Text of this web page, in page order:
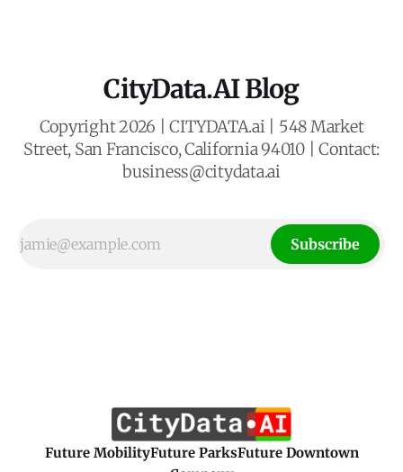
CityData.AI Blog
Copyright 2026 | CITYDATA.ai | 548 Market
Street, San Francisco, California 94010 | Contact:
business@citydata.ai
Subscribe
Future MobilityFuture ParksFuture Downtown